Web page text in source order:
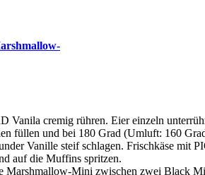
Vanila cremig rühren. Eier einzeln
füllen und bei 180 Grad (Umluft: 160
Vanille steif schlagen. Frischkäse mit
auf die Muffins spritzen.
Mini zwischen zwei Black